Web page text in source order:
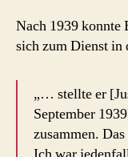
Nach 1939
sich zum Dienst in
„… stellte er
September
zusammen.